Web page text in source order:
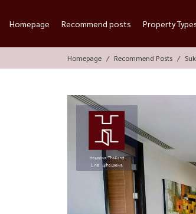
Homepage Recommend posts Property
Homepage Recommend Posts